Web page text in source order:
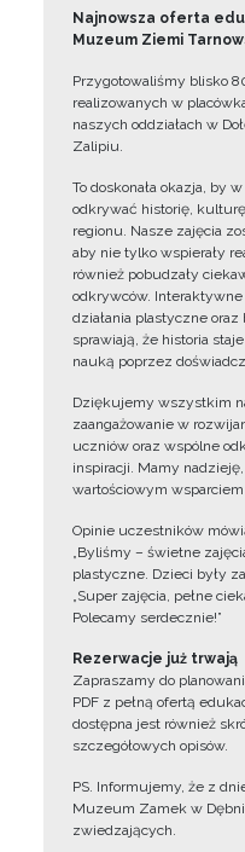
Najnowsza oferta
Muzeum Ziemi
Przygotowaliśmy blisko
realizowanych w
naszych oddziałach w
Zalipiu.
To doskonała okazja, by
odkrywać historię,
regionu. Nasze zajęcia
aby nie tylko wspierały
również pobudzały
odkrywców.
działania plastyczne
sprawiają, że historia
nauką poprzez
Dziękujemy wszystkim
zaangażowanie w
uczniów oraz wspólne
inspiracji. Mamy
wartościowym
Opinie uczestników
„Byliśmy – świetne
plastyczne. Dzieci były
„Super zajęcia, pełne
Polecamy serdecznie!”
Rezerwacje już trwają
Zapraszamy do
PDF z pełną ofertą
dostępna jest również
szczegółowych opisów.
PS. Informujemy, że z
Muzeum Zamek w
zwiedzających.